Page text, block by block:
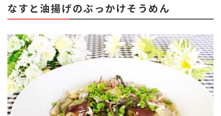
なすと油揚げのぶっかけそうめん